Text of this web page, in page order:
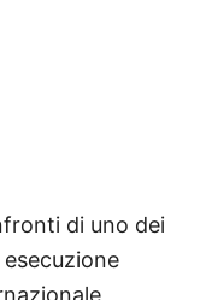
di uno dei